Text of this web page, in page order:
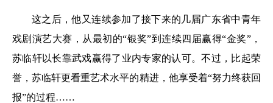
这之后，他又连续参加了接下来的几届广东省中青年
戏剧演艺大赛，从最初的“银奖”到连续四届赢得“金奖”，
苏临轩以长靠武戏赢得了业内专家的认可。不过，比起荣
誉，苏临轩更看重艺术水平的精进，他享受着“努力终获回
报”的过程……